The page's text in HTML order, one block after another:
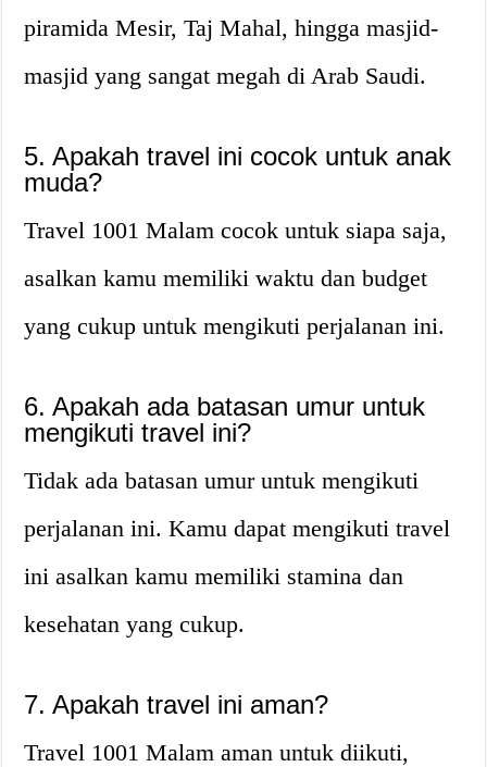
piramida Mesir, Taj Mahal, hingga masjid-
masjid yang sangat megah di Arab Saudi.
5. Apakah travel ini cocok untuk anak
muda?
Travel 1001 Malam cocok untuk siapa saja,
asalkan kamu memiliki waktu dan budget
yang cukup untuk mengikuti perjalanan ini.
6. Apakah ada batasan umur untuk
mengikuti travel ini?
Tidak ada batasan umur untuk mengikuti
perjalanan ini. Kamu dapat mengikuti travel
ini asalkan kamu memiliki stamina dan
kesehatan yang cukup.
7. Apakah travel ini aman?
Travel 1001 Malam aman untuk diikuti,